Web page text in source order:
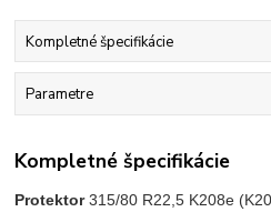
Kompletné špecifikácie
Parametre
Kompletné špecifikácie
Protektor315/80 R22,5 K208e